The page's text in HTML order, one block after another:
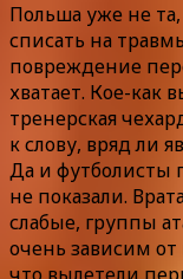
Польша уже не
списать на
повреждение
хватает. Кое-как
тренерская
к слову, вряд ли
Да и футболисты
не показали.
слабые, группы
очень зависим от